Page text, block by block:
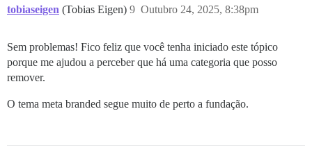
tobiaseigen (Tobias Eigen) Outubro 24, 2025, 8:38pm
9
Sem problemas! Fico feliz que você tenha iniciado este tópico
porque me ajudou a perceber que há uma categoria que posso
remover.
O tema meta branded segue muito de perto a fundação.